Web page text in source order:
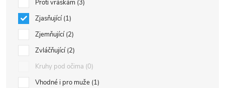
Proti vráskám 3
Zjasňující 1
Zjemňující 2
Zvláčňující 2
Kruhy pod očima 0
Vhodné i pro muže 1